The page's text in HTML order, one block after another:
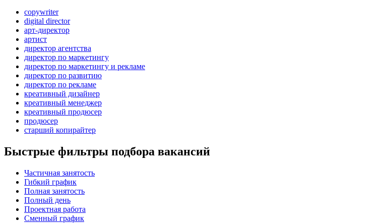
copywriter
digital director
арт-директор
артист
директор агентства
директор по маркетингу
директор по маркетингу и рекламе
директор по развитию
директор по рекламе
креативный дизайнер
креативный менеджер
креативный продюсер
продюсер
старший копирайтер
Быстрые фильтры подбора вакансий
Частичная занятость
Гибкий график
Полная занятость
Полный день
Проектная работа
Сменный график